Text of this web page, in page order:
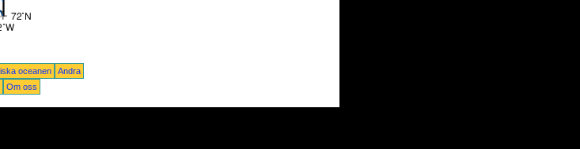
oceanen
Andra
Om oss